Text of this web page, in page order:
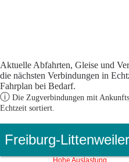
Aktuelle Abfahrten, Gleise und
die nächsten Verbindungen in
Fahrplan bei Bedarf.
ⓘ Die Zugverbindungen mit
Echtzeit sortiert.